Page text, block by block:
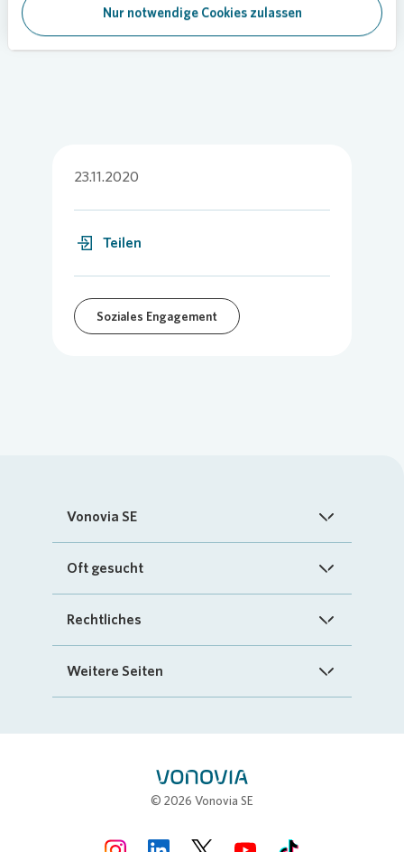
Nur notwendige Cookies zulassen
unsere Kinder und Jugendlichen tut die
Unterstützung sehr gut.“
23.11.2020
Teilen
Soziales Engagement
Vonovia SE
Startseite
Investoren
Oft gesucht
FAQ
„Mein Vonovia“ App
Mein Zuhause
Rechtliches
Impressum
Weitere Seiten
© 2026 Vonovia SE